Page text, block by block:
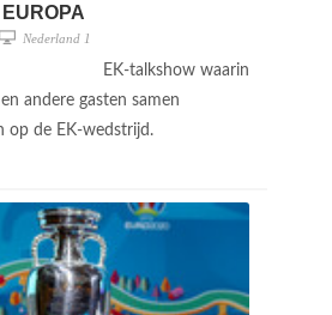
Nederland 1
EK-talkshow waarin
andere gasten samen
op de EK-wedstrijd.